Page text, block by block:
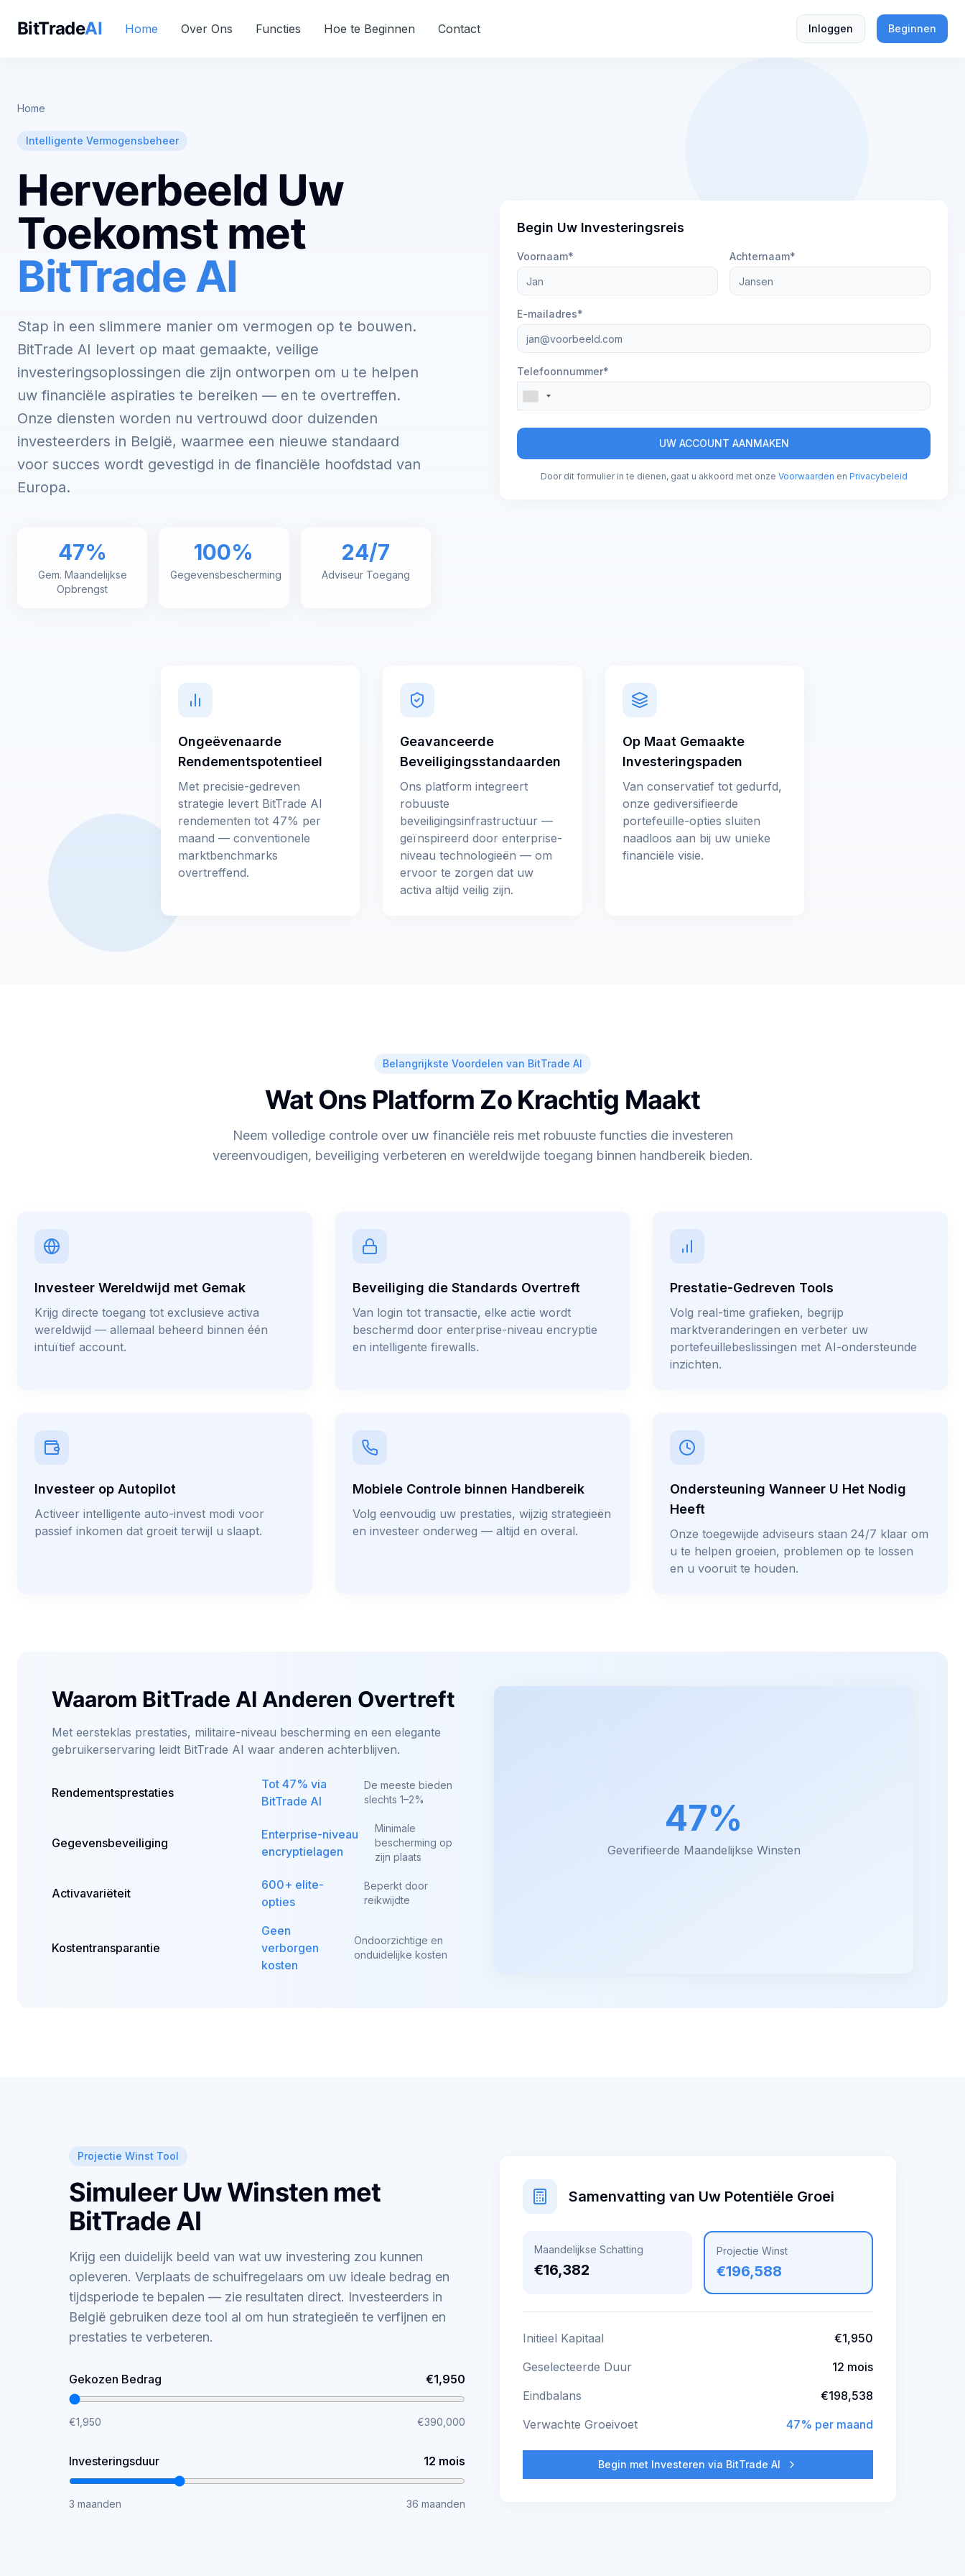
BitTradeAI Home Over Ons Functies Hoe te Beginnen Contact Inloggen Beginnen
Home
Intelligente Vermogensbeheer
Herverbeeld Uw
Toekomst met
BitTrade AI
Stap in een slimmere manier om vermogen op te bouwen.
BitTrade AI levert op maat gemaakte, veilige
investeringsoplossingen die zijn ontworpen om u te helpen
uw financiële aspiraties te bereiken — en te overtreffen.
Onze diensten worden nu vertrouwd door duizenden
investeerders in België, waarmee een nieuwe standaard
voor succes wordt gevestigd in de financiële hoofdstad van
Europa.
47%
Gem. Maandelijkse
Opbrengst
100%
Gegevensbescherming
24/7
Adviseur Toegang
Begin Uw Investeringsreis
Voornaam* Achternaam*
E-mailadres*
Telefoonnummer*
UW ACCOUNT AANMAKEN
Door dit formulier in te dienen, gaat u akkoord met onze Voorwaarden en Privacybeleid
Ongeëvenaarde
Rendementspotentieel
Met precisie-gedreven
strategie levert BitTrade AI
rendementen tot 47% per
maand — conventionele
marktbenchmarks
overtreffend.
Geavanceerde
Beveiligingsstandaarden
Ons platform integreert
robuuste
beveiligingsinfrastructuur —
geïnspireerd door enterprise-
niveau technologieën — om
ervoor te zorgen dat uw
activa altijd veilig zijn.
Op Maat Gemaakte
Investeringspaden
Van conservatief tot gedurfd,
onze gediversifieerde
portefeuille-opties sluiten
naadloos aan bij uw unieke
financiële visie.
Belangrijkste Voordelen van BitTrade AI
Wat Ons Platform Zo Krachtig Maakt
Neem volledige controle over uw financiële reis met robuuste functies die investeren
vereenvoudigen, beveiliging verbeteren en wereldwijde toegang binnen handbereik bieden.
Investeer Wereldwijd met Gemak
Krijg directe toegang tot exclusieve activa
wereldwijd — allemaal beheerd binnen één
intuïtief account.
Beveiliging die Standards Overtreft
Van login tot transactie, elke actie wordt
beschermd door enterprise-niveau encryptie
en intelligente firewalls.
Prestatie-Gedreven Tools
Volg real-time grafieken, begrijp
marktveranderingen en verbeter uw
portefeuillebeslissingen met AI-ondersteunde
inzichten.
Investeer op Autopilot
Activeer intelligente auto-invest modi voor
passief inkomen dat groeit terwijl u slaapt.
Mobiele Controle binnen Handbereik
Volg eenvoudig uw prestaties, wijzig strategieën
en investeer onderweg — altijd en overal.
Ondersteuning Wanneer U Het Nodig
Heeft
Onze toegewijde adviseurs staan 24/7 klaar om
u te helpen groeien, problemen op te lossen
en u vooruit te houden.
Waarom BitTrade AI Anderen Overtreft
Met eersteklas prestaties, militaire-niveau bescherming en een elegante
gebruikerservaring leidt BitTrade AI waar anderen achterblijven.
Rendementsprestaties
Tot 47% via
BitTrade AI
De meeste bieden
slechts 1–2%
Gegevensbeveiliging
Enterprise-niveau
encryptielagen
Minimale
bescherming op
zijn plaats
Activavariëteit
600+ elite-
opties
Beperkt door
reikwijdte
Kostentransparantie
Geen
verborgen
kosten
Ondoorzichtige en
onduidelijke kosten
47%
Geverifieerde Maandelijkse Winsten
Projectie Winst Tool
Simuleer Uw Winsten met
BitTrade AI
Krijg een duidelijk beeld van wat uw investering zou kunnen
opleveren. Verplaats de schuifregelaars om uw ideale bedrag en
tijdsperiode te bepalen — zie resultaten direct. Investeerders in
België gebruiken deze tool al om hun strategieën te verfijnen en
prestaties te verbeteren.
Gekozen Bedrag €1,950
€1,950 €390,000
Investeringsduur 12 mois
3 maanden 36 maanden
Samenvatting van Uw Potentiële Groei
Maandelijkse Schatting
€16,382
Projectie Winst
€196,588
Initieel Kapitaal
€1,950
Geselecteerde Duur
12 mois
Eindbalans
€198,538
Verwachte Groeivoet
47% per maand
Begin met Investeren via BitTrade AI